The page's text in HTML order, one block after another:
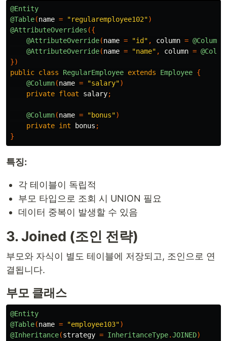
@Entity
@Table(name = "regularemployee102")
@AttributeOverrides ({
@AttributeOverride(name = "id" , column = @Column
@AttributeOverride(name = "name" , column =
})
public class RegularEmployee extends Employee {
@Column(name = "salary")
private float salary;
@Column(name = "bonus")
private int bonus ;
}
특징:
각 테이블이 독립적
부모 타입으로 조회 시 UNION 필요
데이터 중복이 발생할 수 있음
3. Joined (조인 전략)
부모와 자식이 별도 테이블에 저장되고, 조인으로 연
결됩니다.
부모 클래스
@Entity
@Table(name = "employee103")
@Inheritance(strategy = InheritanceType.JOINED)